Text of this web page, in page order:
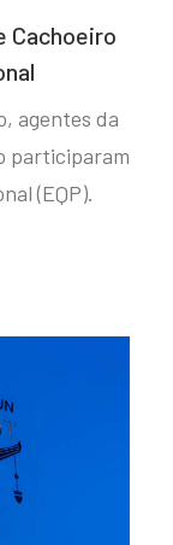
Cachoeiro
agentes da
participaram
(EQP).